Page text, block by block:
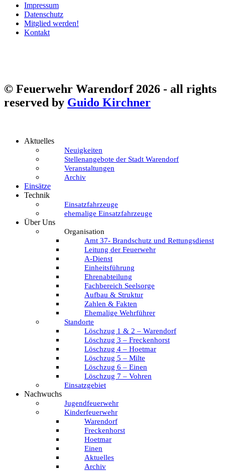
Impressum
Datenschutz
Mitglied werden!
Kontakt
© Feuerwehr Warendorf 2026 - all rights
reserved by Guido Kirchner
Aktuelles
Neuigkeiten
Stellenangebote der Stadt Warendorf
Veranstaltungen
Archiv
Einsätze
Technik
Einsatzfahrzeuge
ehemalige Einsatzfahrzeuge
Über Uns
Organisation
Amt 37- Brandschutz und Rettungsdienst
Leitung der Feuerwehr
A-Dienst
Einheitsführung
Ehrenabteilung
Fachbereich Seelsorge
Aufbau & Struktur
Zahlen & Fakten
Ehemalige Wehrführer
Standorte
Löschzug 1 & 2 – Warendorf
Löschzug 3 – Freckenhorst
Löschzug 4 – Hoetmar
Löschzug 5 – Milte
Löschzug 6 – Einen
Löschzug 7 – Vohren
Einsatzgebiet
Nachwuchs
Jugendfeuerwehr
Kinderfeuerwehr
Warendorf
Freckenhorst
Hoetmar
Einen
Aktuelles
Archiv